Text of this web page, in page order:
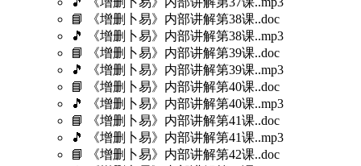
📘 《增删卜易》内部讲解第38课..doc
🎵 《增删卜易》内部讲解第38课..mp3
📘 《增删卜易》内部讲解第39课..doc
🎵 《增删卜易》内部讲解第39课..mp3
📘 《增删卜易》内部讲解第40课..doc
🎵 《增删卜易》内部讲解第40课..mp3
📘 《增删卜易》内部讲解第41课..doc
🎵 《增删卜易》内部讲解第41课..mp3
📘 《增删卜易》内部讲解第42课..doc